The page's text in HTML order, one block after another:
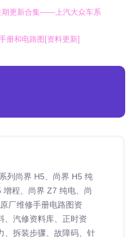
期更新合集——上汽大众车系
册和电路图[资料更新]
列尚界 H5、尚界 H5 纯
增程、尚界 Z7 纯电、尚
厂维修手册电路图资
、汽修资料库、正时资
、拆装步骤、故障码、针